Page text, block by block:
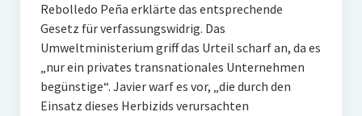
Rebolledo Peña erklärte das entsprechende
Gesetz für verfassungswidrig. Das
Umweltministerium griff das Urteil scharf an, da es
„nur ein privates transnationales Unternehmen
begünstige“. Javier warf es vor, „die durch den
Einsatz dieses Herbizids verursachten